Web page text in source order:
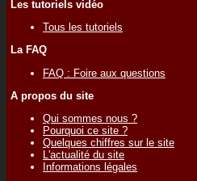
Les tutoriels vidéo
Tous les tutoriels
La FAQ
FAQ : Foire aux questions
A propos du site
Qui sommes nous ?
Pourquoi ce site ?
Quelques chiffres sur le site
L'actualité du site
Informations légales